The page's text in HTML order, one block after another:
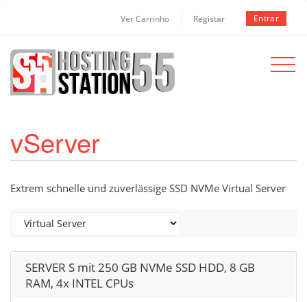
Ver Carrinho Registar Entrar
Toggle
vServer
Extrem schnelle und zuverlässige SSD NVMe Virtual Server
SERVER S mit 250 GB NVMe SSD HDD, 8 GB
RAM, 4x INTEL CPUs